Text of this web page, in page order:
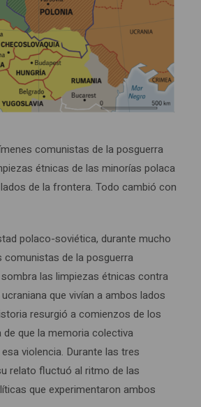
comunistas de la posguerra
étnicas de las minorías polaca
de la frontera. Todo cambió con
polaco-soviética, durante mucho
de la posguerra
las limpiezas étnicas contra
que vivían a ambos lados
resurgió a comienzos de los
de que la memoria colectiva
violencia. Durante las tres
relato fluctuó al ritmo de las
que experimentaron ambos